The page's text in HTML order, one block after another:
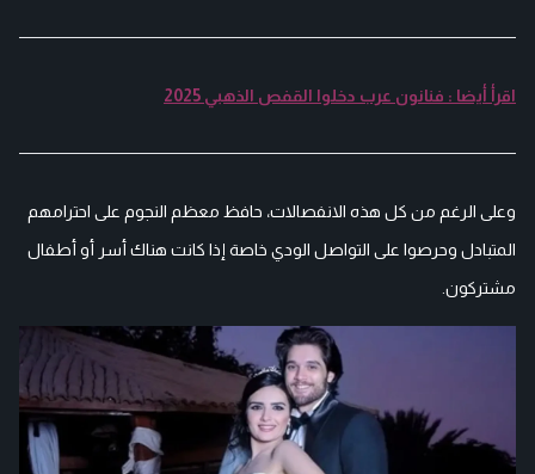
اقرأ أيضا : فنانون عرب دخلوا القفص الذهبي 2025
وعلى الرغم من كل هذه الانفصالات، حافظ معظم النجوم على احترامهم
المتبادل وحرصوا على التواصل الودي خاصة إذا كانت هناك أسر أو أطفال
مشتركون.